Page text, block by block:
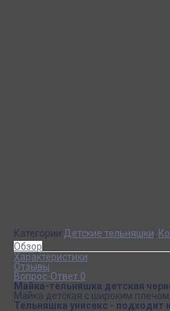
Категории:Детские тельняшки,
Обзор
Характеристики
Отзывы
Вопрос-Ответ 0
Майка-тельняшка детская
Майка детская с широким
Тельняшка унисекс - подходит